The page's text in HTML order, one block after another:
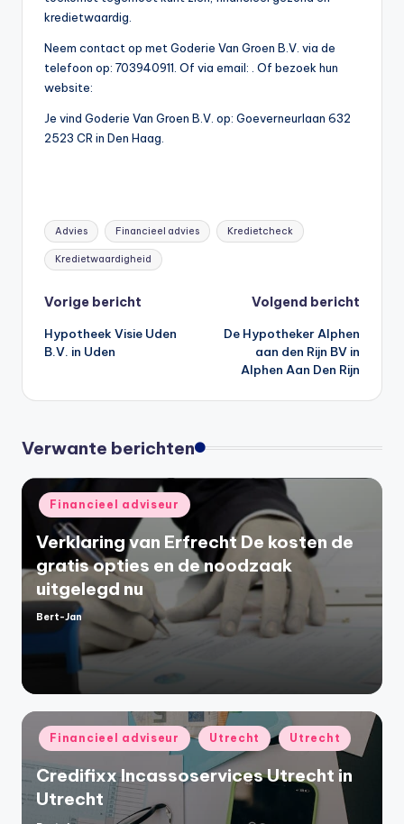
kredietwaardig.
Neem contact op met Goderie Van Groen B.V. via de
telefoon op: 703940911. Of via email:
. Of bezoek hun
website:
Je vind Goderie Van Groen B.V. op: Goeverneurlaan 632
2523 CR in Den Haag.
Tags:
Advies Financieel advies Kredietcheck
Kredietwaardigheid
Bericht
navigatie
Vorige bericht
Hypotheek Visie Uden
B.V. in Uden
Volgend bericht
De Hypotheker Alphen
aan den Rijn BV in
Alphen Aan Den Rijn
Verwante berichten
Geplaatst
in
Financieel adviseur
Verklaring van Erfrecht De kosten de
gratis opties en de noodzaak
uitgelegd nu
Geplaatst
door
Bert-Jan
Geplaatst
in
Financieel adviseur Utrecht Utrecht
Credifixx Incassoservices Utrecht in
Utrecht